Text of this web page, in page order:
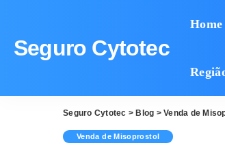
Seguro Cytotec
Home
Seguro Cytotec > Blog >Venda de
Venda de Misoprostol